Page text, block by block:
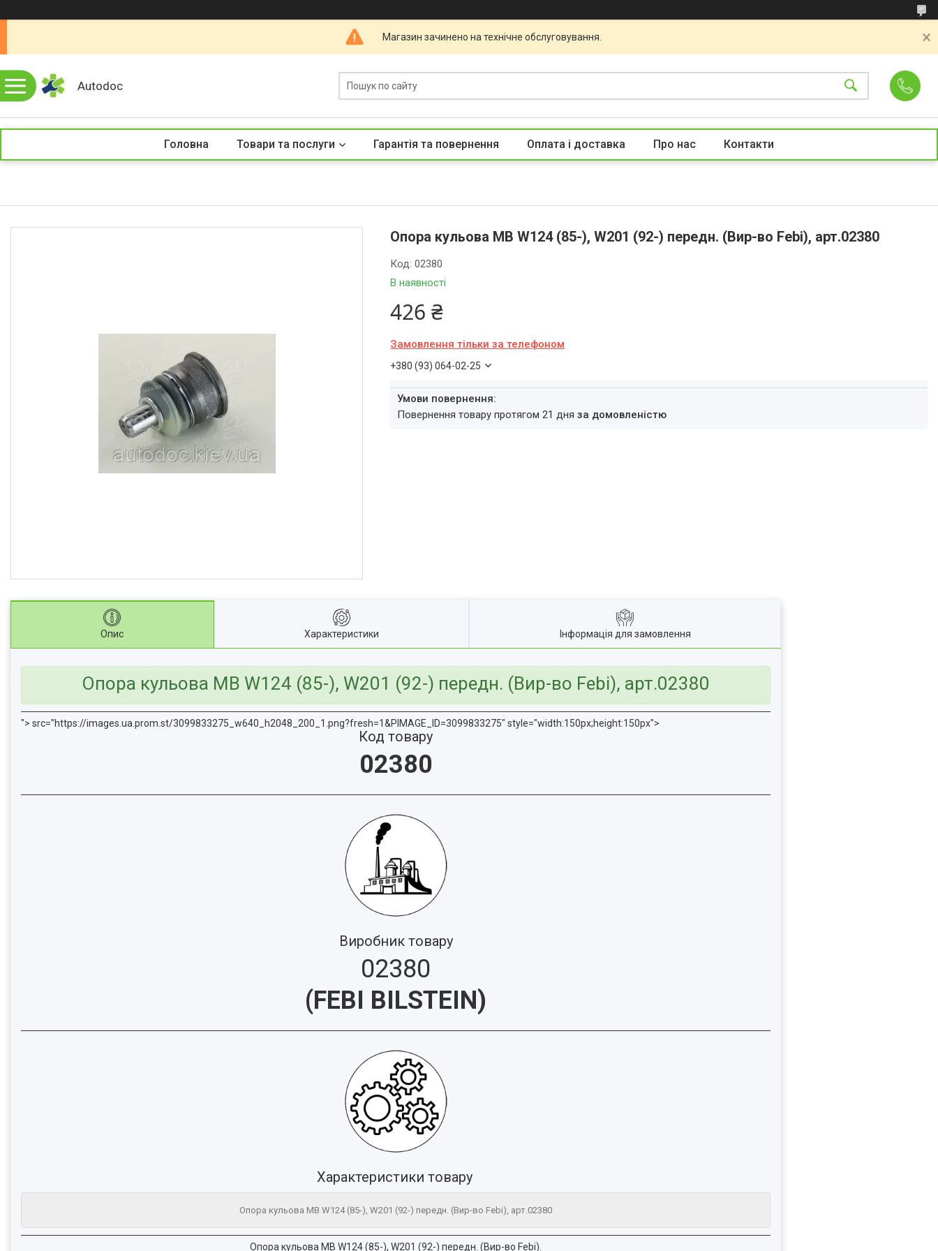
Магазин зачинено на технічне обслуговування.
Autodoc
Головна Товари та послуги Гарантія та повернення Оплата і доставка Про нас Контакти
Опора кульова MB W124 (85-), W201 (92-) передн. (Вир-во Febi), арт.02380
В наявності
Код:02380
426 ₴
Замовлення тільки за телефоном
+380 (93) 064-02-25
повернення товару протягом 21 дняза домовленістю
Опис Характеристики Інформація для замовлення
Опора кульова MB W124 (85-), W201 (92-) передн. (Вир-во Febi), арт.02380
"> src="https://images.ua.prom.st/3099833275_w640_h2048_200_1.png?fresh=1&PIMAGE_ID=3099833275" style="width:150px;height:150px">
Код товару
02380
Виробник товару
02380
(FEBI BILSTEIN)
Характеристики товару
Опора кульова MB W124 (85-), W201 (92-) передн. (Вир-во Febi), арт.02380
Опора кульова MB W124 (85-), W201 (92-) передн. (Вир-во Febi).